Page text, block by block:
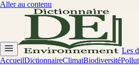
Aller au contenu
Les
AccueilDictionnaireClimatBiodiversité